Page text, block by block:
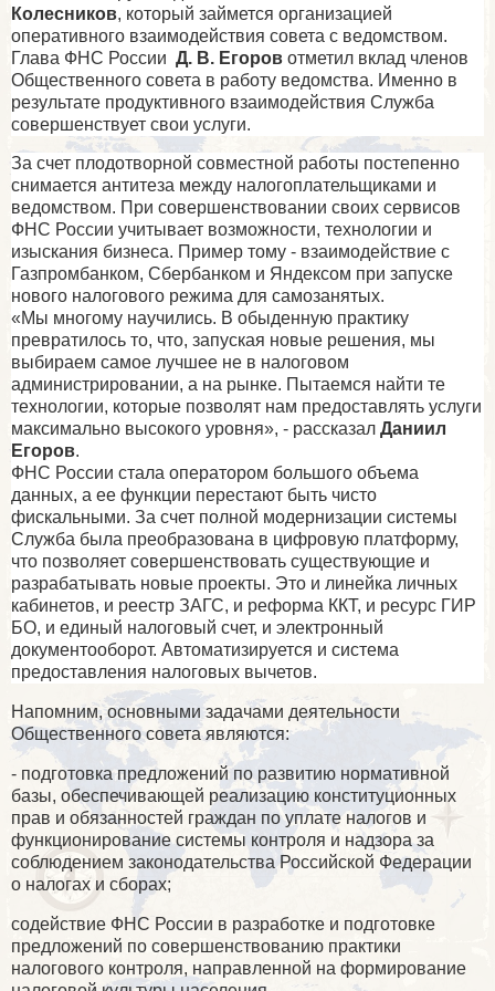
Колесников, который займется организацией
оперативного взаимодействия совета с ведомством.
Глава ФНС России Д. В. Егоров отметил вклад членов
Общественного совета в работу ведомства. Именно в
результате продуктивного взаимодействия Служба
совершенствует свои услуги.
За счет плодотворной совместной работы постепенно
снимается антитеза между налогоплательщиками и
ведомством. При совершенствовании своих сервисов
ФНС России учитывает возможности, технологии и
изыскания бизнеса. Пример тому - взаимодействие с
Газпромбанком, Сбербанком и Яндексом при запуске
нового налогового режима для самозанятых.
«Мы многому научились. В обыденную практику
превратилось то, что, запуская новые решения, мы
выбираем самое лучшее не в налоговом
администрировании, а на рынке. Пытаемся найти те
технологии, которые позволят нам предоставлять услуги
максимально высокого уровня», - рассказал Даниил
Егоров.
ФНС России стала оператором большого объема
данных, а ее функции перестают быть чисто
фискальными. За счет полной модернизации системы
Служба была преобразована в цифровую платформу,
что позволяет совершенствовать существующие и
разрабатывать новые проекты. Это и линейка личных
кабинетов, и реестр ЗАГС, и реформа ККТ, и ресурс ГИР
БО, и единый налоговый счет, и электронный
документооборот. Автоматизируется и система
предоставления налоговых вычетов.
Напомним,основными задачами деятельности
Общественного совета являются:
- подготовка предложений по развитию нормативной
базы, обеспечивающей реализацию конституционных
прав и обязанностей граждан по уплате налогов и
функционирование системы контроля и надзора за
соблюдением законодательства Российской Федерации
о налогах и сборах;
содействие ФНС России в разработке и подготовке
предложений по совершенствованию практики
налогового контроля, направленной на формирование